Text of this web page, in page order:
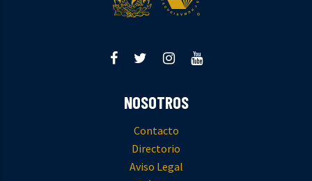
NOSOTROS
Contacto
Directorio
Aviso Legal